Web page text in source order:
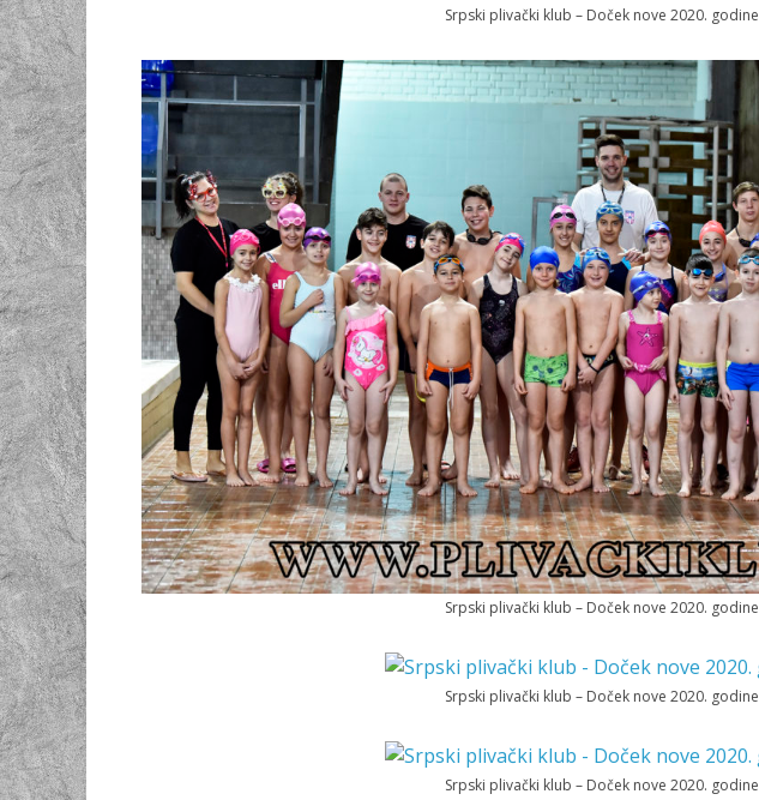
Srpski plivački klub – Doček nove 2020. godine
Srpski plivački klub – Doček nove 2020. godine
Srpski plivački klub – Doček nove 2020. godine
Srpski plivački klub – Doček nove 2020. godine